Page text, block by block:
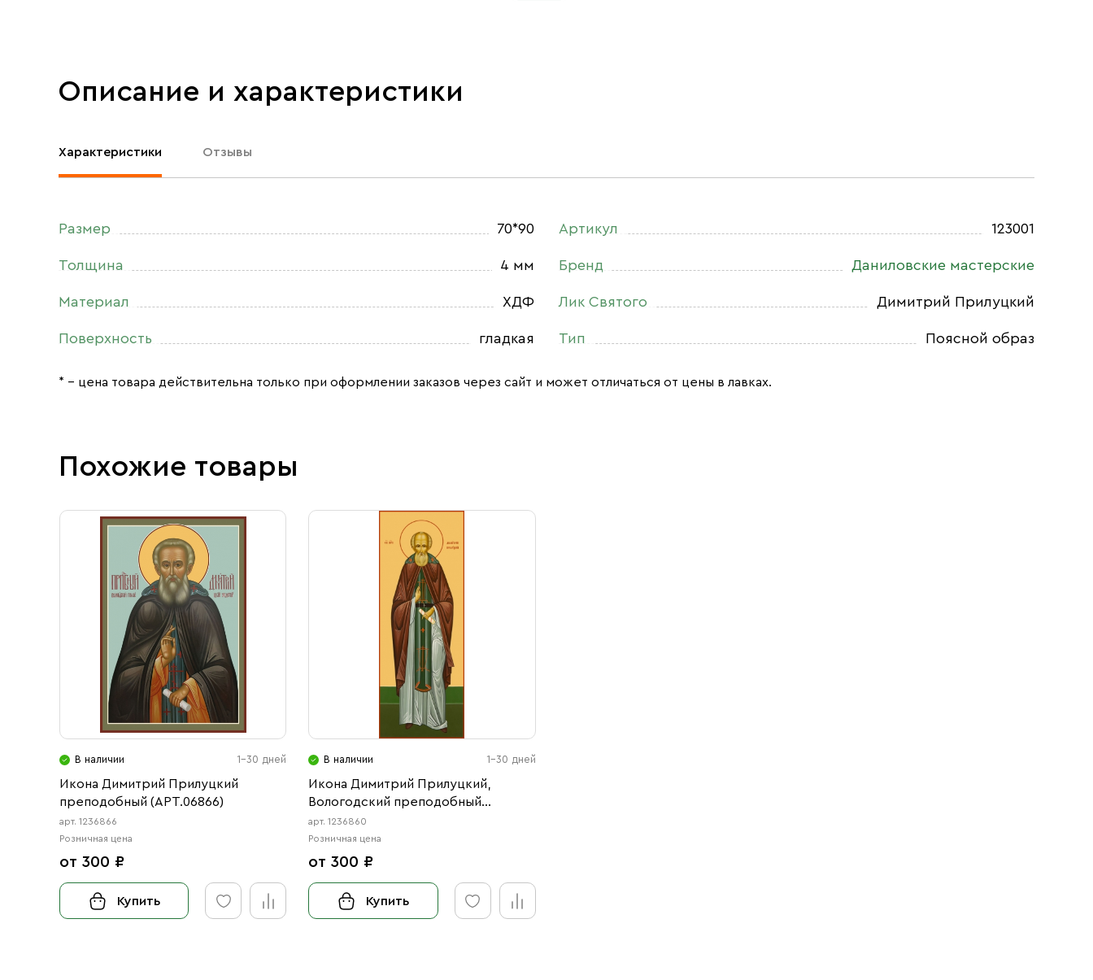
Описание и характеристики
Характеристики Отзывы
Размер 70*90
Толщина 4 мм
Материал ХДФ
Поверхность гладкая
Артикул 123001
Бренд Даниловские мастерские
Лик Святого Димитрий Прилуцкий
Тип Поясной образ
* – цена товара действительна только при оформлении заказов через сайт и может отличаться от цены в лавках.
Похожие товары
В наличии 1-30 дней
Икона Димитрий Прилуцкий
преподобный (АРТ.06866)
арт. 1236866
Розничная цена
от 300 ₽
Купить
В наличии 1-30 дней
Икона Димитрий Прилуцкий,
Вологодский преподобный
(АРТ.06860)
арт. 1236860
Розничная цена
от 300 ₽
Купить